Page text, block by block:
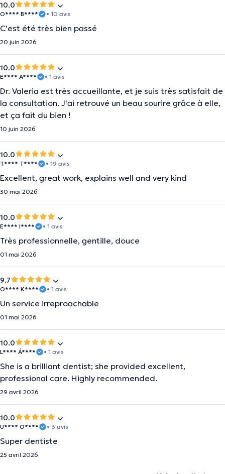
10.0
O**** B**** • 10 avis
C'est été très bien passé
20 juin 2026
10.0
E**** A**** • 1 avis
Dr. Valeria est très accueillante, et je suis très satisfait de
la consultation. J'ai retrouvé un beau sourire grâce à elle,
et ça fait du bien !
10 juin 2026
10.0
T**** T**** • 19 avis
Excellent, great work, explains well and very kind
30 mai 2026
10.0
E**** I**** • 1 avis
Très professionnelle, gentille, douce
01 mai 2026
9.7
O**** K**** • 1 avis
Un service irreproachable
01 mai 2026
10.0
L**** Á**** • 1 avis
She is a brilliant dentist; she provided excellent,
professional care. Highly recommended.
29 avril 2026
10.0
U**** O**** • 3 avis
Super dentiste
25 avril 2026